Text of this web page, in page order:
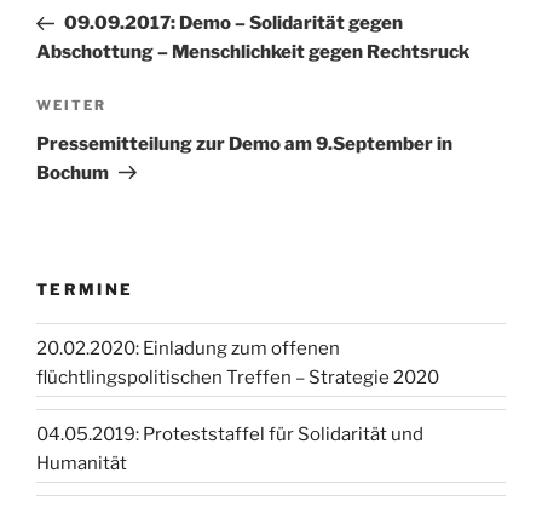
Beitrag
09.09.2017: Demo – Solidarität gegen
Abschottung – Menschlichkeit gegen Rechtsruck
Nächster
Beitrag
WEITER
Pressemitteilung zur Demo am 9.September in
Bochum
TERMINE
20.02.2020: Einladung zum offenen
flüchtlingspolitischen Treffen – Strategie 2020
04.05.2019: Proteststaffel für Solidarität und
Humanität